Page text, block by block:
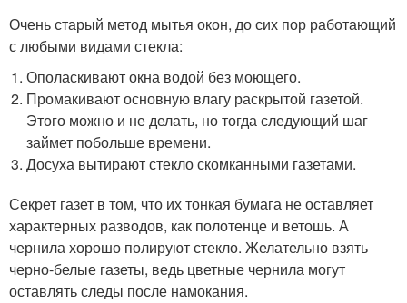
Очень старый метод мытья окон, до сих пор работающий
с любыми видами стекла:
Ополаскивают окна водой без моющего.
Промакивают основную влагу раскрытой газетой.
Этого можно и не делать, но тогда следующий шаг
займет побольше времени.
Досуха вытирают стекло скомканными газетами.
Секрет газет в том, что их тонкая бумага не оставляет
характерных разводов, как полотенце и ветошь. А
чернила хорошо полируют стекло. Желательно взять
черно-белые газеты, ведь цветные чернила могут
оставлять следы после намокания.